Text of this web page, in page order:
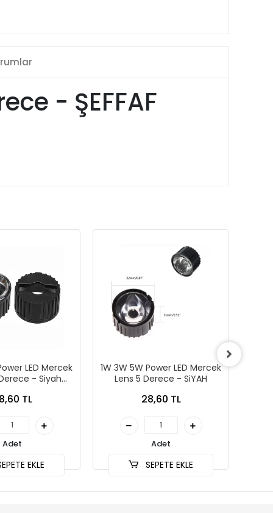
- ŞEFFAF
LED Mercek
- Siyah
TL
Adet
EKLE
1W 3W 5W Power LED Mercek
Lens 5 Derece - SiYAH
28,60 TL
Adet
SEPETE EKLE